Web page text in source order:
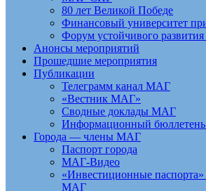
80 лет Великой Победе
Финансовый университет
Форум устойчивого развития
Анонсы мероприятий
Прошедшие мероприятия
Публикации
Телеграмм канал МАГ
«Вестник МАГ»
Сводные доклады МАГ
Информационный
Города — члены МАГ
Паспорт города
МАГ-Видео
«Инвестиционные паспорта»
МАГ